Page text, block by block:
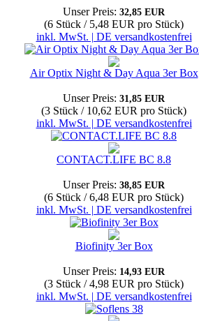
Unser Preis: 32,85 EUR
(6 Stück / 5,48 EUR pro Stück)
inkl. MwSt. | DE versandkostenfrei
Air Optix Night & Day Aqua 3er Box
Unser Preis: 31,85 EUR
(3 Stück / 10,62 EUR pro Stück)
inkl. MwSt. | DE versandkostenfrei
CONTACT.LIFE BC 8.8
Unser Preis: 38,85 EUR
(6 Stück / 6,48 EUR pro Stück)
inkl. MwSt. | DE versandkostenfrei
Biofinity 3er Box
Unser Preis: 14,93 EUR
(3 Stück / 4,98 EUR pro Stück)
inkl. MwSt. | DE versandkostenfrei